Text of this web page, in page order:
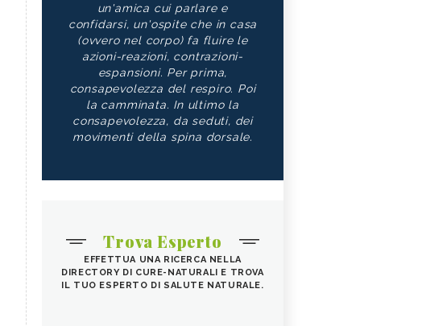
un'amica cui parlare e
confidarsi, un'ospite che in casa
(ovvero nel corpo) fa fluire le
azioni-reazioni, contrazioni-
espansioni. Per prima,
consapevolezza del respiro. Poi
la camminata. In ultimo la
consapevolezza, da seduti, dei
movimenti della spina dorsale.
Trova Esperto
EFFETTUA UNA RICERCA NELLA
DIRECTORY DI CURE-NATURALI E TROVA
IL TUO ESPERTO DI SALUTE NATURALE.